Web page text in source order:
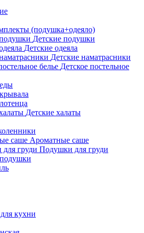
(подушка+одеяло)
Детские подушки
Детские одеяла
Детские наматрасники
Детское постельное
Детские халаты
Ароматные саше
Подушки для груди
кухни